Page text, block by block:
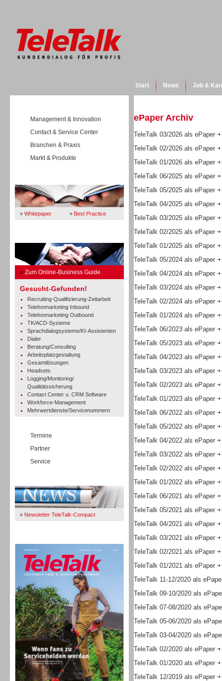
Start News Job &
Management & Innovation
Contact & Service Center
Branchen & Praxis
Markt & Produkte
» Whitepaper » Best Practice
» Zum Online-Business Guide
Gesucht-Gefunden!
Recruiting-Qualifizierung-Zeitarbeit
Telefonmarketing Inbound
Telefonmarketing Outbound
TK/ACD-Systeme
Sprachdialogsysteme/KI-Assistenten
Dialer
Beratung/Consulting
Arbeitsplatzgestaltung
Gesamtlösungen
Headsets
Logging/Monitoring/
Qualitätssicherung
Contact Center u. CRM Software
Workforce-Management
Mehrwertdienste/Servicenummern
Termine
Partner
Service
» Newsletter TeleTalk-Compact
TK- und ACD-Systeme
ePaper Archiv
TeleTalk 03/2026 als ePaper
TeleTalk 02/2026 als ePaper
TeleTalk 01/2026 als ePaper
TeleTalk 06/2025 als ePaper
TeleTalk 05/2025 als ePaper
TeleTalk 04/2025 als ePaper
TeleTalk 03/2025 als ePaper
TeleTalk 02/2025 als ePaper
TeleTalk 01/2025 als ePaper
TeleTalk 05/2024 als ePaper
TeleTalk 04/2024 als ePaper
TeleTalk 03/2024 als ePaper
TeleTalk 02/2024 als ePaper
TeleTalk 01/2024 als ePaper
TeleTalk 06/2023 als ePaper
TeleTalk 05/2023 als ePaper
TeleTalk 04/2023 als ePaper
TeleTalk 03/2023 als ePaper
TeleTalk 02/2023 als ePaper
TeleTalk 01/2023 als ePaper
TeleTalk 06/2022 als ePaper
TeleTalk 05/2022 als ePaper
TeleTalk 04/2022 als ePaper
TeleTalk 03/2022 als ePaper
TeleTalk 02/2022 als ePaper
TeleTalk 01/2022 als ePaper
TeleTalk 06/2021 als ePaper
TeleTalk 05/2021 als ePaper
TeleTalk 04/2021 als ePaper
TeleTalk 03/2021 als ePaper
TeleTalk 02/2021 als ePaper
TeleTalk 01/2021 als ePaper
TeleTalk 11-12/2020 als
TeleTalk 09-10/2020 als
TeleTalk 07-08/2020 als
TeleTalk 05-06/2020 als
TeleTalk 03-04/2020 als
TeleTalk 02/2020 als ePaper
TeleTalk 01/2020 als ePaper
TeleTalk 12/2019 als ePaper